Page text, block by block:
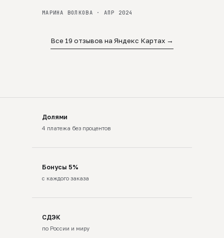
МАРИНА ВОЛКОВА · АПР 2024
Все 19 отзывов на Яндекс Картах →
Долями
4 платежа без процентов
Бонусы 5%
с каждого заказа
СДЭК
по России и миру